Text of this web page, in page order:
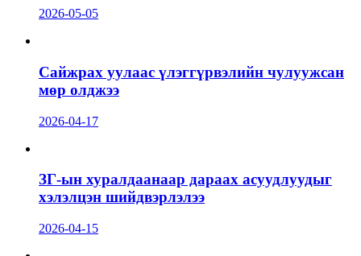
2026-05-05
Сайжрах уулаас үлэггүрвэлийн чулуужсан
мөр олджээ
2026-04-17
ЗГ-ын хуралдаанаар дараах асуудлуудыг
хэлэлцэн шийдвэрлэлээ
2026-04-15